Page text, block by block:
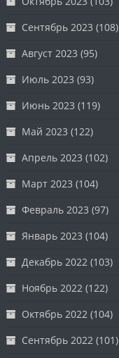
Сентябрь 2023 (108)
Август 2023 (95)
Июль 2023 (93)
Июнь 2023 (119)
Май 2023 (122)
Апрель 2023 (102)
Март 2023 (104)
Февраль 2023 (97)
Январь 2023 (104)
Декабрь 2022 (103)
Ноябрь 2022 (122)
Октябрь 2022 (104)
Сентябрь 2022 (101)